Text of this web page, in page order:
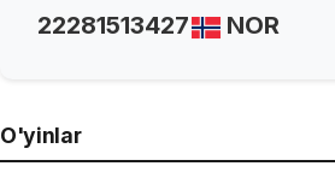
22281513427 NOR
O'yinlar